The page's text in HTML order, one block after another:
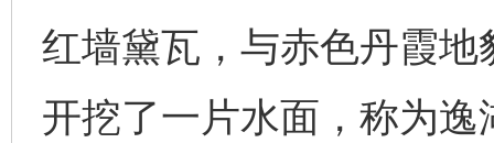
红墙黛瓦，与赤色丹霞
开挖了一片水面，称为逸